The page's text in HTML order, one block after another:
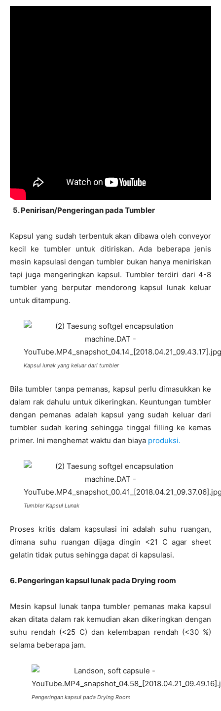
5. Penirisan/Pengeringan pada Tumbler
Kapsul yang sudah terbentuk akan dibawa oleh conveyor
kecil ke tumbler untuk ditiriskan. Ada beberapa jenis
mesin kapsulasi dengan tumbler bukan hanya meniriskan
tapi juga mengeringkan kapsul. Tumbler terdiri dari 4-8
tumbler yang berputar mendorong kapsul lunak keluar
untuk ditampung.
Kapsul lunak yang keluar dari tumbler
Bila tumbler tanpa pemanas, kapsul perlu dimasukkan ke
dalam rak dahulu untuk dikeringkan. Keuntungan tumbler
dengan pemanas adalah kapsul yang sudah keluar dari
tumbler sudah kering sehingga tinggal filling ke kemas
primer. Ini menghemat waktu dan biaya produksi.
Tumbler Kapsul Lunak
Proses kritis dalam kapsulasi ini adalah suhu ruangan,
dimana suhu ruangan dijaga dingin <21 C agar sheet
gelatin tidak putus sehingga dapat di kapsulasi.
6. Pengeringan kapsul lunak pada Drying room
Mesin kapsul lunak tanpa tumbler pemanas maka kapsul
akan ditata dalam rak kemudian akan dikeringkan dengan
suhu rendah (<25 C) dan kelembapan rendah (<30 %)
selama beberapa jam.
Pengeringan kapsul pada Drying Room